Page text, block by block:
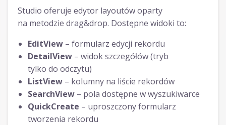
Studio oferuje edytor layoutów oparty
na metodzie drag&drop. Dostępne widoki to:
EditView – formularz edycji rekordu
DetailView – widok szczegółów (tryb
tylko do odczytu)
ListView – kolumny na liście rekordów
SearchView – pola dostępne w wyszukiwarce
QuickCreate – uproszczony formularz
tworzenia rekordu